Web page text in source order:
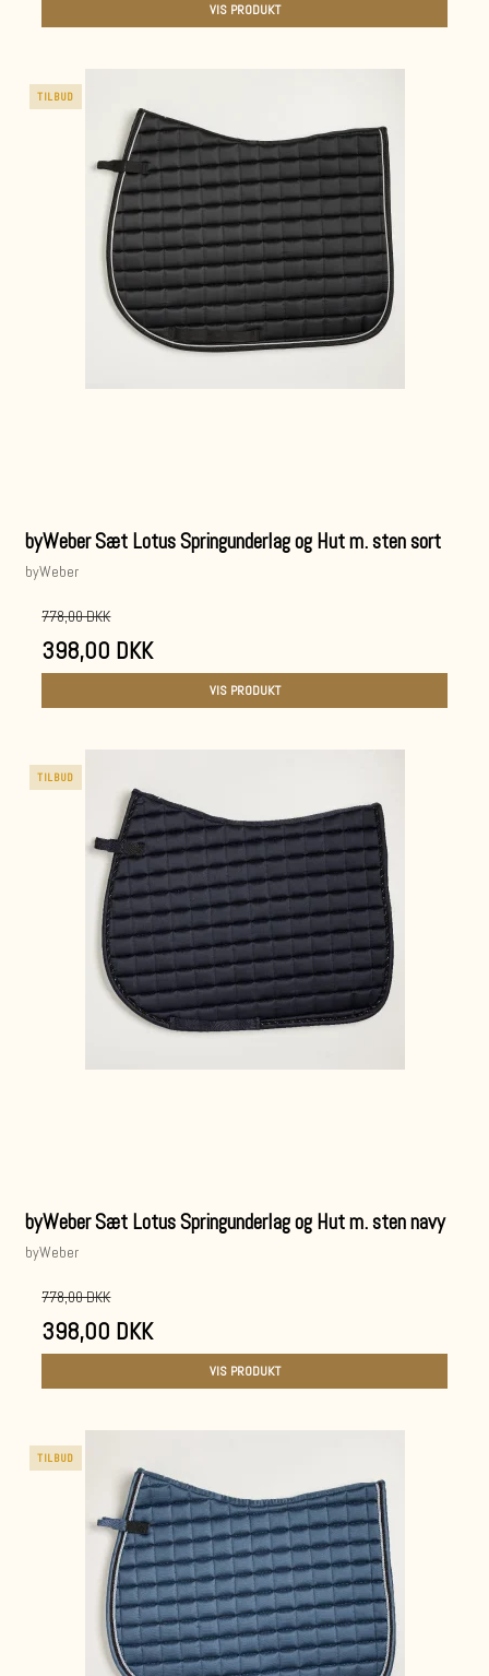
VIS PRODUKT
TILBUD
byWeber Sæt Lotus Springunderlag og Hut m. sten sort
byWeber
778,00 DKK
398,00 DKK
VIS PRODUKT
TILBUD
byWeber Sæt Lotus Springunderlag og Hut m. sten navy
byWeber
778,00 DKK
398,00 DKK
VIS PRODUKT
TILBUD